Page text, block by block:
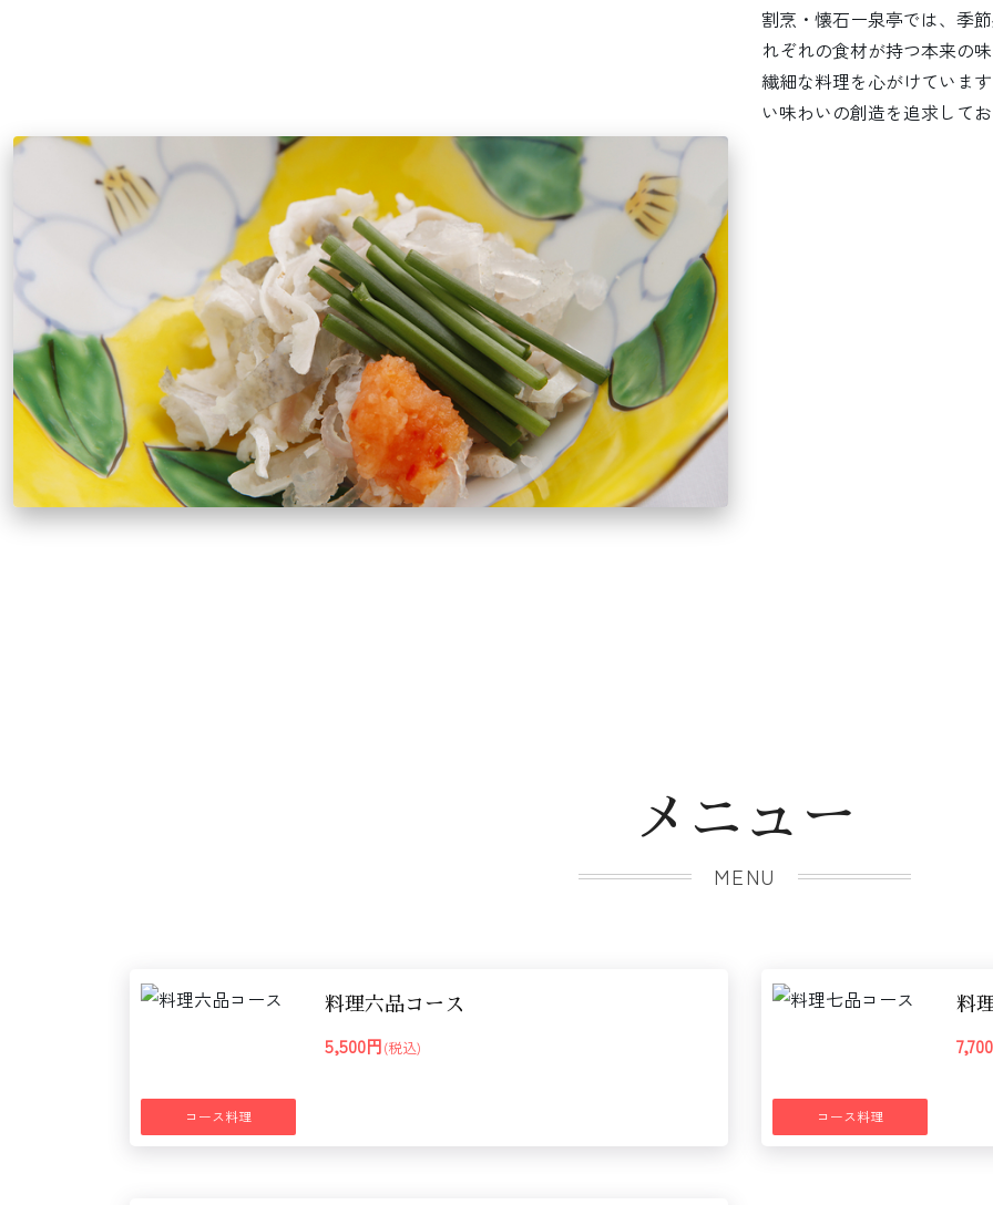
割烹・懐石ー泉亭では、季
れぞれの食材が持つ本来の
繊細な料理を心がけていま
い味わいの創造を追求して
メニュー
MENU
コース料理
料理六品コース
5,500円(税込)
コース料理
料